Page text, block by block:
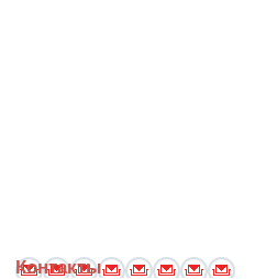
Контакты